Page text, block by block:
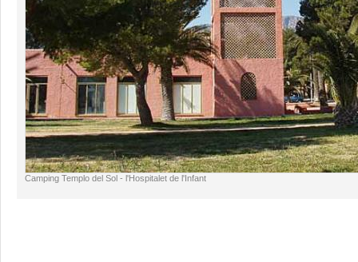
Camping Templo del Sol - l'Hospitalet de l'Infant